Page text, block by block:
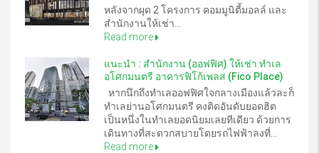
หลังจากผุด 2 โครงการ คอมมูนิตี้มอลล์ และ
สำนักงานให้เช่า...
Read more
แนะนำ : สำนักงาน (ออฟฟิศ) ให้เช่า ทำเล
อโศกมนตรี อาคารฟิโก้เพลส (Fico Place)
หากนึกถึงทำเลออฟฟิศใจกลางเมืองแล้วละก็
ทำเลย่านอโศกมนตรี คงติดอันดับยอดฮิต
เป็นหนึ่งในทำเลยอดนิยมเลยทีเดียว ด้วยการ
เดินทางที่สะดวกสบายโดยรถไฟฟ้าลงที่...
Read more